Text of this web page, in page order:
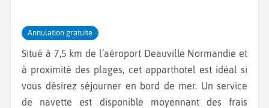
Annulation gratuite
Situé à 7,5 km de l’aéroport Deauville Normandie et
à proximité des plages, cet apparthotel est idéal si
vous désirez séjourner en bord de mer. Un service
de navette est disponible moyennant des frais